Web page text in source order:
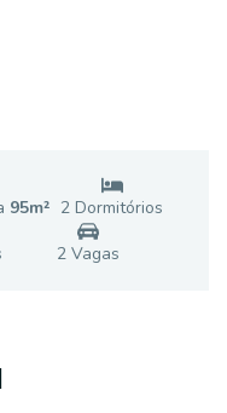
95m² 2 Dormitórios
2Vagas